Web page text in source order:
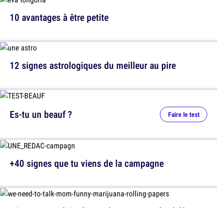
10 avantages à être petite
12 signes astrologiques du meilleur au pire
Es-tu un beauf ? Faire le test
+40 signes que tu viens de la campagne